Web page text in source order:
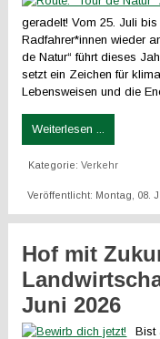
geradelt! Vom 25. Juli
Radfahrer*innen wieder
de Natur“ führt dieses
setzt ein Zeichen für
Lebensweisen und die
Weiterlesen ...
Kategorie:Verkehr
Veröffentlicht: Montag, 08.
Hof mit
Juni 2026
Bist